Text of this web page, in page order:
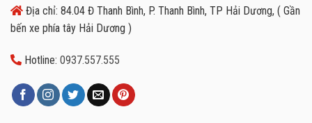
Địa chỉ: 84.04 Đ Thanh Bình, P. Thanh Bình, TP Hải Dương, ( Gần
bến xe phía tây Hải Dương )
Hotline: 0937.557.555